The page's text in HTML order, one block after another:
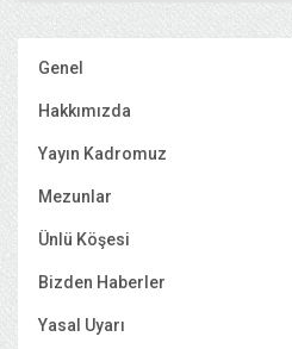
Genel
Hakkımızda
Yayın Kadromuz
Mezunlar
Ünlü Köşesi
Bizden Haberler
Yasal Uyarı